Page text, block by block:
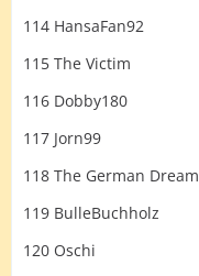
114 HansaFan92
115 The Victim
116 Dobby180
117 Jorn99
118 The German Dream
119 BulleBuchholz
120 Oschi